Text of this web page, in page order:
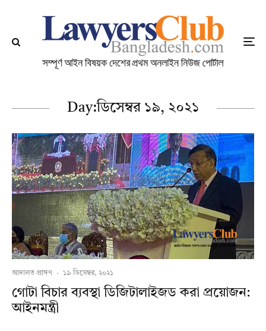
Day:ডিসেম্বর ১৯, ২০২১
আদালত প্রাঙ্গণ · ১৯ ডিসেম্বর, ২০২১
গোটা বিচার ব্যবস্থা ডিজিটালাইজড করা প্রয়োজন:
আইনমন্ত্রী